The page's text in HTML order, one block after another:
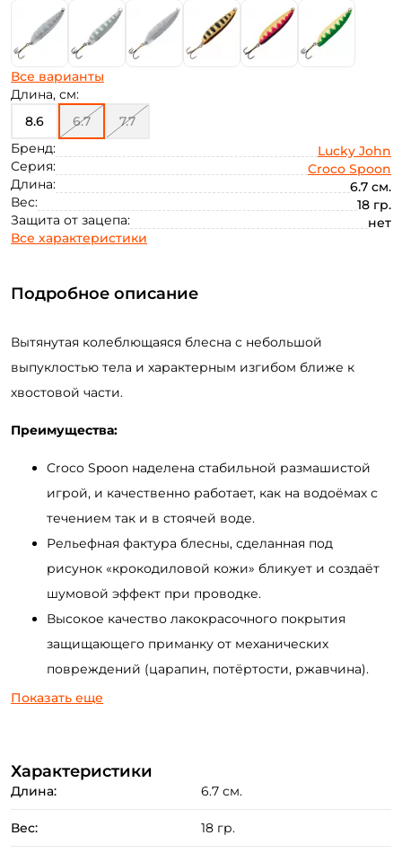
Все варианты
Длина, см:
8.6
6.7
7.7
Бренд:
Lucky John
Серия:
Croco Spoon
Длина:
6.7 см.
Вес:
18 гр.
Защита от зацепа:
нет
Все характеристики
Подробное описание
Вытянутая колеблющаяся блесна с небольшой
выпуклостью тела и характерным изгибом ближе к
хвостовой части.
Преимущества:
Croco Spoon наделена стабильной размашистой
игрой, и качественно работает, как на водоёмах с
течением так и в стоячей воде.
Рельефная фактура блесны, сделанная под
рисунок «крокодиловой кожи» бликует и создаёт
шумовой эффект при проводке.
Высокое качество лакокрасочного покрытия
защищающего приманку от механических
повреждений (царапин, потёртости, ржавчина).
Интересные варианты расцветок с
За счёт своей вытянутой геометрии Croco Spoon
обладает превосходными полётными качествами.
Силовые заводные кольца и острый тройник VMC
Показать еще
Характеристики
Длина: 6.7 см.
Вес: 18 гр.
Создать аккаунт
Email: *